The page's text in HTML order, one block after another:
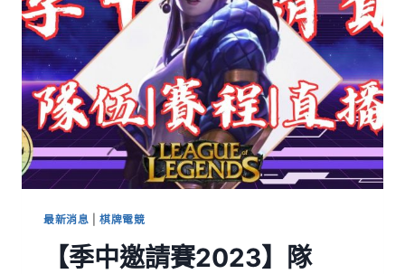
最新消息 |棋牌電競
【季中邀請賽2023】隊